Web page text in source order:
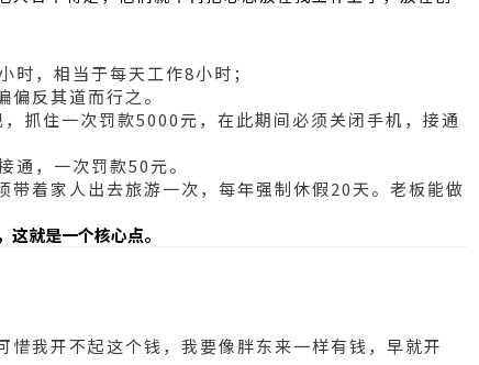
时，相当于每天工作8小时；
反其道而行之。
抓住一次罚款5000元，在此期间必须关闭手机，接通
通，一次罚款50元。
着家人出去旅游一次，每年强制休假20天。老板能做
这就是一个核心点。
我开不起这个钱，我要像胖东来一样有钱，早就开